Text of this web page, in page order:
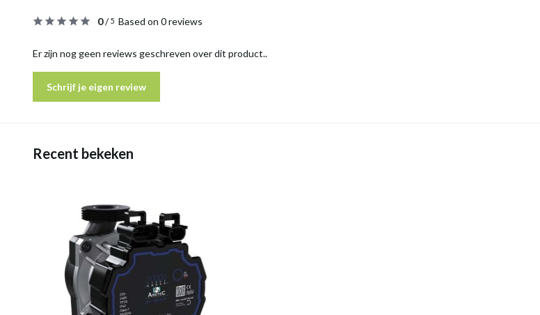
0/5 Based on 0 reviews
Er zijn nog geen reviews geschreven over dit product..
Schrijf je eigen review
Recent bekeken